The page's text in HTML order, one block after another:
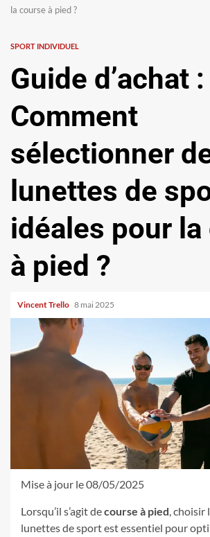
la course à pied ?
SPORT INDIVIDUEL
Guide d’achat :
Comment
sélectionner
lunettes de
idéales pour
à pied ?
Vincent Trello 8 mai 2025
Mise à jour le 08/05/2025
Lorsqu’il s’agit decourse à pied, choisir
lunettes de sport est essentiel pour